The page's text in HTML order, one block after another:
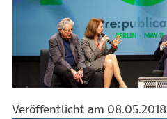
Veröffentlicht am 08.05.2018